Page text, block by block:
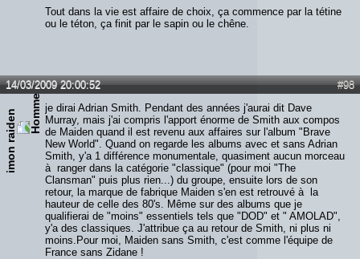
Tout dans la vie est affaire de choix, ça commence par la tétine
ou le téton, ça finit par le sapin ou le chêne.
#98
14/03/2009 20:00:52
imon raiden
je dirai Adrian Smith. Pendant des années j'aurai dit Dave
Murray, mais j'ai compris l'apport énorme de Smith aux compos
de Maiden quand il est revenu aux affaires sur l'album "Brave
New World". Quand on regarde les albums avec et sans Adrian
Smith, y'a 1 différence monumentale, quasiment aucun morceau
à ranger dans la catégorie "classique" (pour moi "The
Clansman" puis plus rien...) du groupe, ensuite lors de son
retour, la marque de fabrique Maiden s'en est retrouvé à la
hauteur de celle des 80's. Même sur des albums que je
qualifierai de "moins" essentiels tels que "DOD" et " AMOLAD",
y'a des classiques. J'attribue ça au retour de Smith, ni plus ni
moins.Pour moi, Maiden sans Smith, c'est comme l'équipe de
France sans Zidane !